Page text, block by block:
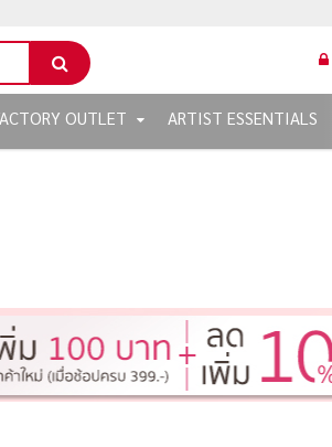
OUTLET
ARTIST ESSENTIALS